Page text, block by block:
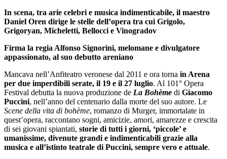
In scena, tra arie celebri e musica indimenticabile, il maestro
Daniel Oren dirige le stelle dell’opera tra cui Grigolo,
Grigoryan, Micheletti, Bellocci e Vinogradov
Firma la regia Alfonso Signorini, melomane e divulgatore
appassionato, al suo debutto areniano
Mancava nell’Anfiteatro veronese dal 2011 e ora torna in Arena
per due imperdibili serate, il 19 e il 27 luglio. Al 101° Opera
Festival debutta la nuova produzione de La Bohème di Giacomo
Puccini, nell’anno del centenario dalla morte del suo autore. Le
Scene della vita di bohème, romanzo di Murger, immortalate in
quest’opera, raccontano sogni, amicizie, amori, amarezze e crescita
di sei giovani spiantati, storie di tutti i giorni, ‘piccole’ e
umanissime, divenute grandi e indimenticabili grazie alla
musica e all’istinto teatrale di Puccini, sempre vero e attuale.